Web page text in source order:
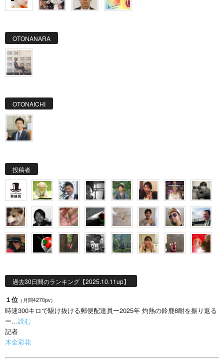
OTONANARA
OTONAICHI
投稿者
過去30日間のランキング【2025.10.11up】
１位 （月間4270pv）
時速300キロで駆け抜ける郵便配達員ー2025年 灼熱の鈴鹿8耐を振り返る
ー…読む
記者
木全彩花